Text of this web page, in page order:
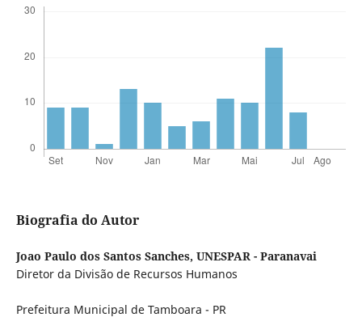
Biografia do Autor
Joao Paulo dos Santos Sanches, UNESPAR - Paranavai
Diretor da Divisão de Recursos Humanos
Prefeitura Municipal de Tamboara - PR